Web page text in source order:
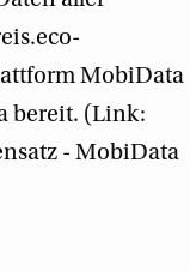
MobiData
bereit. (Link:
- MobiData